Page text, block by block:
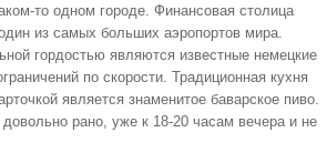
то одном городе. Финансовая столица
из самых больших аэропортов мира.
гордостью являются известные немецкие
по скорости. Традиционная кухня
является знаменитое баварское пиво.
рано, уже к 18-20 часам вечера и не